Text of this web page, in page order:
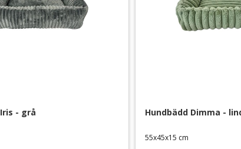
- grå Hundbädd Dimma -
55x45x15 cm